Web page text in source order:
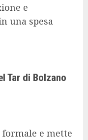
e
una spesa
Tar di Bolzano
e mette